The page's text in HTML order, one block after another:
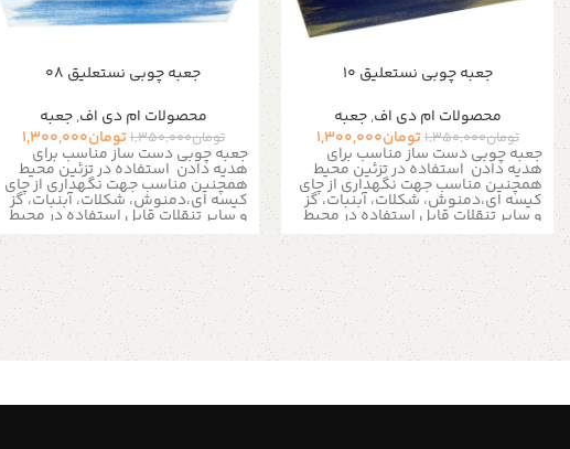
جعبه چوبی نستعلیق 10
محصولات ام دی اف,جعبه
تومان1,350,000تومان1,300,000
جعبه چوبی دست ساز مناسب برای
هدیه دادن استفاده در تزئین محیط
همچنین مناسب جهت نگهداری از چای
کیسه ای،دمنوش، شکلات، آبنبات، گز
و سایر تنقلات قابل استفاده در محیط
منزل، ادارات ، کافی شاپ ها و مناسب
برای نظم دادن به زیور آلات و لوازم ریز
است
به دلیل سایز بزرگ تمامی سینی
ها و جعبه ها فقط به صورت پس
کرایه و از طریق تیپاکس ارسال می
شود
های رسمی و کاری نیز بسیار کاربرد دارد
جعبه چوبی نستعلیق 08
محصولات ام دی اف,جعبه
تومان1,350,000تومان1,300,000
جعبه چوبی دست ساز مناسب برای
هدیه دادن استفاده در تزئین محیط
همچنین مناسب جهت نگهداری از چای
کیسه ای،دمنوش، شکلات، آبنبات، گز
و سایر تنقلاتقابل استفاده در محیط
منزل، ادارات ، کافی شاپ ها و مناسب
برای نظم دادن به زیور آلات و لوازم ریز
است
به دلیل سایز بزرگ تمامی سینی
ها و جعبه ها فقط به صورت پس
کرایه و از طریق تیپاکس ارسال می
شود
های رسمی و کاری نیز بسیار کاربرد دارد